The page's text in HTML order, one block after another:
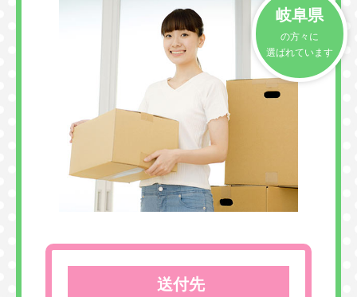
岐阜県
の方々に
選ばれています
送付先